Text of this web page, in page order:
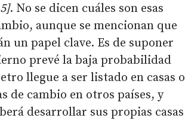
. No se dicen cuáles son esas
aunque se mencionan que
un papel clave. Es de suponer
prevé la baja probabilidad
llegue a ser listado en casas o
de cambio en otros países, y
desarrollar sus propias casas